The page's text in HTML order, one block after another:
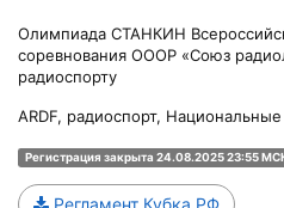
Олимпиада СТАНКИН
соревнования ОООР «Союз
радиоспорту
ARDF, радиоспорт, Национальные
Регистрация закрыта 24.08.2025 23:55
Регламент Кубка РФ